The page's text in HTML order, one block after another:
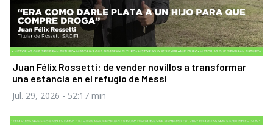
Juan Félix Rossetti: de vender novillos a transformar
una estancia en el refugio de Messi
Jul. 29, 2026 - 52:17 min